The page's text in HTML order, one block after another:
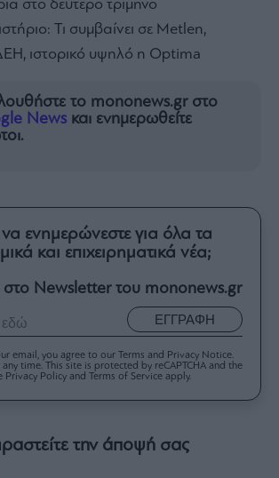
στο δεύτερο τρίμηνο
Τι συμβαίνει σε Metlen,
ιστορικό υψηλό η Optima
το mononews.gr στο
News και ενημερωθείτε
να ενημερώνεστε για όλα τα
και επιχειρηματικά νέα;
στο Newsletter του mononews.gr
ΕΓΓΡΑΦΗ
email, you agree to our Terms and Privacy Notice.
time. This site is protected by reCAPTCHA and the
Privacy Policy and Terms of Service apply.
την άποψή σας